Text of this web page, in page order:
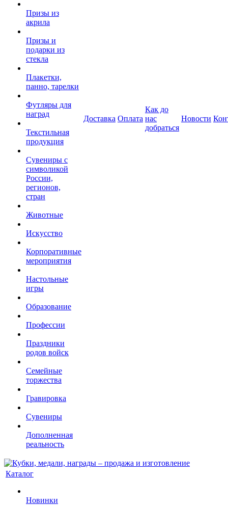
Призы из
акрила
Призы и
подарки из
стекла
Плакетки,
панно, тарелки
Футляры для
наград
Текстильная
продукция
Сувениры с
символикой
России,
регионов,
стран
Животные
Искусство
Корпоративные
мероприятия
Настольные
игры
Образование
Профессии
Праздники
родов войск
Семейные
торжества
Гравировка
Сувениры
Дополненная
реальность
Доставка Оплата
Как до
нас
добраться
Новости
Каталог
Новинки